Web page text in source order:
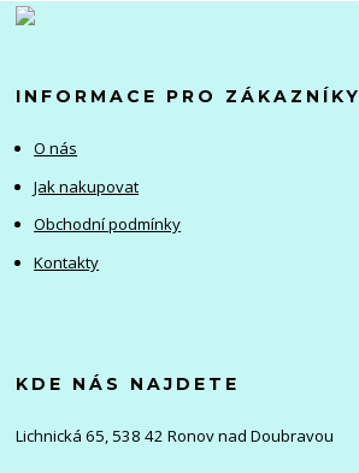
INFORMACE PRO ZÁKAZNÍKY
O nás
Jak nakupovat
Obchodní podmínky
Kontakty
KDE NÁS NAJDETE
Lichnická 65, 538 42 Ronov nad Doubravou